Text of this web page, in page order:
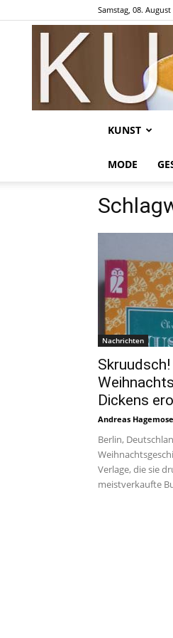
Samstag, 08. August
KUNST
MODE
Nachrichten
Skruudsch!
Dickens
Andreas
Berlin,
Verlage, die sie
meistverkaufte